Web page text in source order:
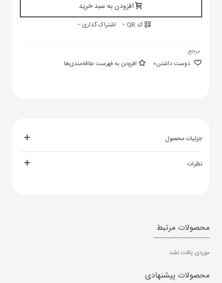
افزودن به سبد خرید
کد QR اشتراک گذاری
مرجع:
دوست داشتن0 افزودن به فهرست علاقه‌مندی‌ها
جزئیات محصول
نظرات
محصولات مرتبط
موردی یافت نشد
محصولات پیشنهادی